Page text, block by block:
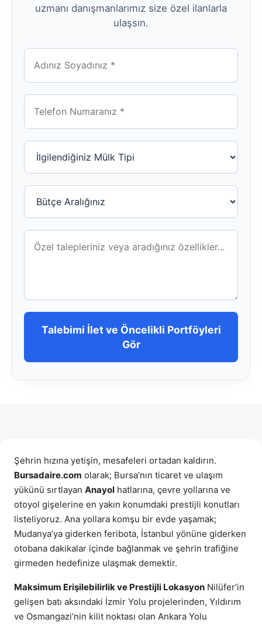
uzmanı danışmanlarımız size özel ilanlarla
ulaşsın.
Talebimi İlet ve Öncelikli Portföyleri
Gör
Şehrin hızına yetişin, mesafeleri ortadan kaldırın.
Bursadaire.com olarak; Bursa’nın ticaret ve ulaşım
yükünü sırtlayan Anayol hatlarına, çevre yollarına ve
otoyol gişelerine en yakın konumdaki prestijli konutları
listeliyoruz. Ana yollara komşu bir evde yaşamak;
Mudanya’ya giderken feribota, İstanbul yönüne giderken
otobana dakikalar içinde bağlanmak ve şehrin trafiğine
girmeden hedefinize ulaşmak demektir.
Maksimum Erişilebilirlik ve Prestijli Lokasyon Nilüfer’in
gelişen batı aksındaki İzmir Yolu projelerinden, Yıldırım
ve Osmangazi’nin kilit noktası olan Ankara Yolu